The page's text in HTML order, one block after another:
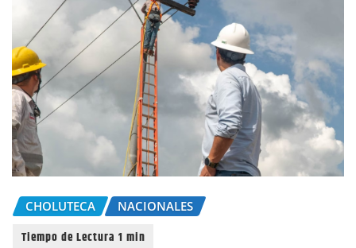
CHOLUTECA NACIONALES